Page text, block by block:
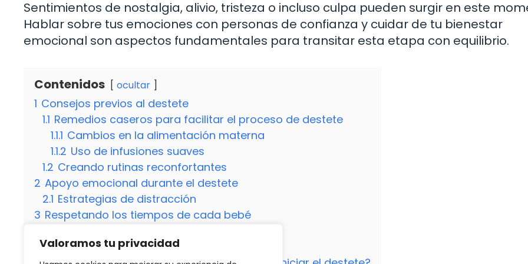
Valoramos tu privacidad
Sentimientos de nostalgia, alivio, tristeza o incluso culpa pueden surgir en este
Hablar sobre tus emociones con personas de confianza y cuidar de tu bienestar
emocional son aspectos fundamentales para transitar esta etapa con equilibrio.
Contenidos ocultar
1 Consejos previos al destete
1.1 Remedios caseros para facilitar el proceso de destete
1.1.1 Cambios en la alimentación materna
1.1.2 Uso de infusiones suaves
1.2 Creando rutinas reconfortantes
2 Apoyo emocional durante el destete
2.1 Estrategias de distracción
3 Respetando los tiempos de cada bebé
4 Preguntas frecuentes sobre el destete